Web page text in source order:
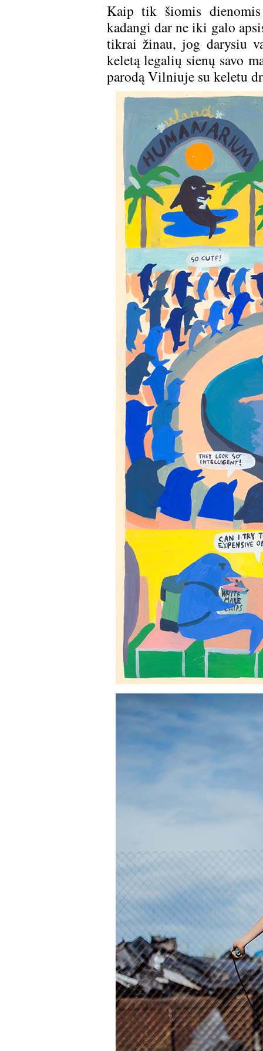
Kaip tik šiomis
kadangi dar ne iki galo
tikrai žinau, jog darysiu
keletą legalių sienų savo
parodą Vilniuje su keletu